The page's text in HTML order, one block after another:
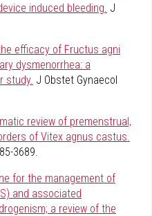
induced bleeding. J
efficacy of Fructus agni
dysmenorrhea: a
study. J Obstet Gynaecol
review of premenstrual,
of Vitex agnus castus.
3689.
for the management of
and associated
a review of the